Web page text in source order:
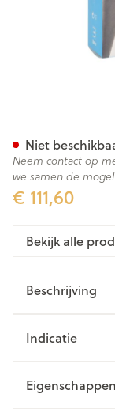
€ 111,60
Niet
Neem contact op
we samen de
Bekijk alle
Beschrijving
Indicatie
Eigenschappen